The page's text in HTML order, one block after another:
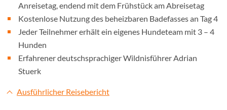
Anreisetag, endend mit dem Frühstück am Abreisetag
Kostenlose Nutzung des beheizbaren Badefasses an Tag 4
Jeder Teilnehmer erhält ein eigenes Hundeteam mit 3 – 4
Hunden
Erfahrener deutschsprachiger Wildnisführer Adrian
Stuerk
Ausführlicher Reisebericht